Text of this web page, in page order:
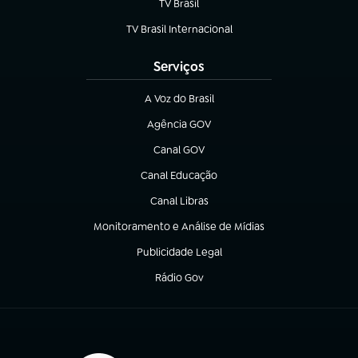
TV Brasil
(abre em nova aba)
TV Brasil Internacional
(abre em nova aba)
Serviços
A Voz do Brasil
(abre em nova aba)
Agência GOV
(abre em nova aba)
Canal GOV
(abre em nova aba)
Canal Educação
(abre em nova aba)
Canal Libras
(abre em nova aba)
Monitoramento e Análise de Mídias
(abre em nova aba)
Publicidade Legal
(abre em nova aba)
Rádio Gov
(abre em nova aba)